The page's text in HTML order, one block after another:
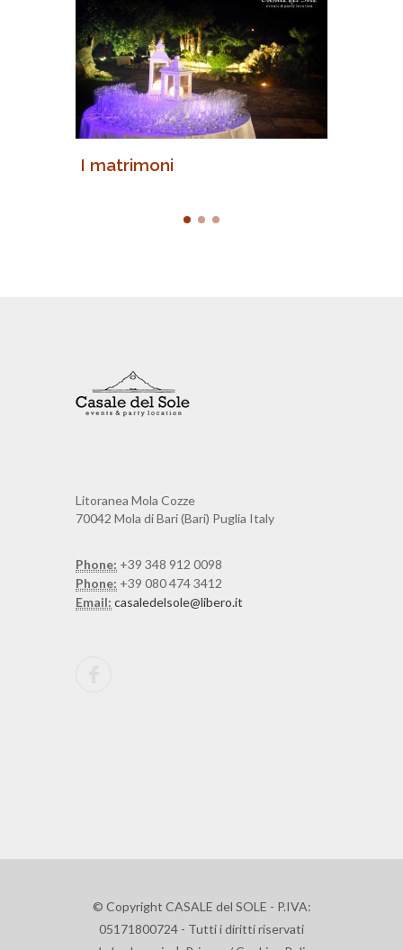
I matrimoni
Litoranea Mola Cozze
70042 Mola di Bari (Bari) Puglia Italy
Phone: +39 348 912 0098
Phone: +39 080 474 3412
Email: casaledelsole@libero.it
© Copyright CASALE del SOLE - P.IVA:
05171800724 - Tutti i diritti riservati